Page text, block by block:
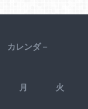
カレンダ－
月
火